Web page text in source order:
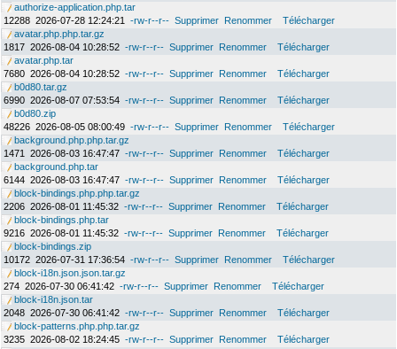
authorize-application.php.tar
12288 2026-07-28 12:24:21 -rw-r--r-- Supprimer Renommer
Télécharger
avatar.php.php.tar.gz
1817 2026-08-04 10:28:52 -rw-r--r-- Supprimer Renommer
Télécharger
avatar.php.tar
7680 2026-08-04 10:28:52 -rw-r--r-- Supprimer Renommer
Télécharger
b0d80.tar.gz
6990 2026-08-07 07:53:54 -rw-r--r-- Supprimer Renommer
Télécharger
b0d80.zip
48226 2026-08-05 08:00:49 -rw-r--r-- Supprimer Renommer
Télécharger
background.php.php.tar.gz
1471
2026-08-03 16:47:47 -rw-r--r-- Supprimer Renommer
Télécharger
background.php.tar
6144 2026-08-03 16:47:47 -rw-r--r-- Supprimer Renommer
Télécharger
block-bindings.php.php.tar.gz
2206 2026-08-01 11:45:32 -rw-r--r-- Supprimer Renommer
Télécharger
block-bindings.php.tar
9216 2026-08-01 11:45:32 -rw-r--r-- Supprimer Renommer
Télécharger
block-bindings.zip
10172 2026-07-31 17:36:54 -rw-r--r-- Supprimer Renommer
Télécharger
block-i18n.json.json.tar.gz
274 2026-07-30 06:41:42 -rw-r--r-- Supprimer Renommer
Télécharger
block-i18n.json.tar
2048 2026-07-30 06:41:42 -rw-r--r-- Supprimer Renommer
Télécharger
block-patterns.php.php.tar.gz
3235 2026-08-02 18:24:45 -rw-r--r-- Supprimer Renommer
Télécharger